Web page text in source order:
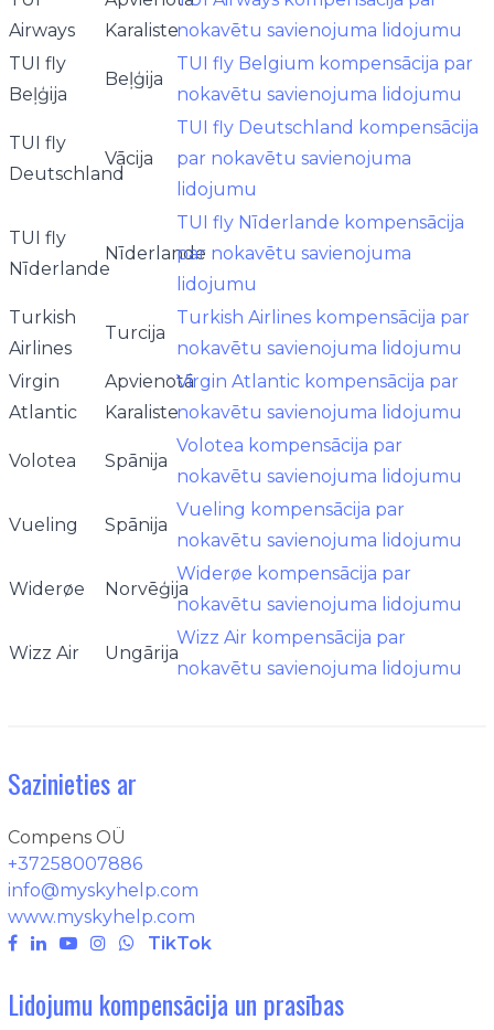
Airways
Karalistenokavētu savienojuma lidojumu
TUI fly
Beļģija
Beļģija
TUI fly Belgium kompensācija par
nokavētu savienojuma lidojumu
TUI fly
Deutschland
Vācija
TUI fly Deutschland kompensācija
par nokavētu savienojuma
lidojumu
TUI fly
Nīderlande
Nīderlande
TUI fly Nīderlande kompensācija
par nokavētu savienojuma
lidojumu
Turkish
Airlines
Turcija
Turkish Airlines kompensācija par
nokavētu savienojuma lidojumu
Virgin
Atlantic
Apvienotā
Karaliste
Virgin Atlantic kompensācija par
nokavētu savienojuma lidojumu
Volotea Spānija
Volotea kompensācija par
nokavētu savienojuma lidojumu
Vueling Spānija
Vueling kompensācija par
nokavētu savienojuma lidojumu
Widerøe Norvēģija
Widerøe kompensācija par
nokavētu savienojuma lidojumu
Wizz Air Ungārija
Wizz Air kompensācija par
nokavētu savienojuma lidojumu
Sazinieties ar
Compens OÜ
+37258007886
info@myskyhelp.com
www.myskyhelp.com
TikTok
Lidojumu kompensācija un prasības